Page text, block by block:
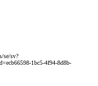
se/sv?
1bc5-4f94-8d8b-